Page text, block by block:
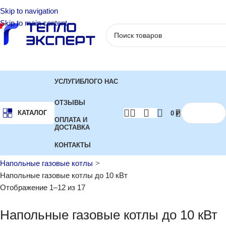
Skip to navigation
Skip to main content
КАТАЛОГ
УСЛУГИБЛОГО НАС
ОТЗЫВЫ
ОПЛАТА И
ДОСТАВКА
КОНТАКТЫ
0 ₽
Напольные газовые котлы
Напольные газовые котлы до 10 кВт
Отображение 1–12 из 17
Напольные газовые котлы до 10 кВт